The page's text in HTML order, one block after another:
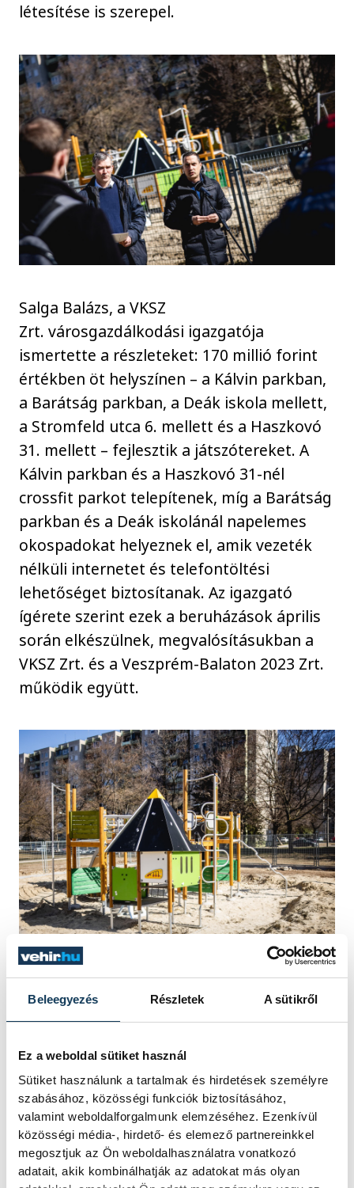
Beleegyezés Részletek A sütikről
Ez a weboldal sütiket használ
Sütiket használunk a tartalmak és hirdetések személyre
szabásához, közösségi funkciók biztosításához,
valamint weboldalforgalmunk elemzéséhez. Ezenkívül
közösségi média-, hirdető- és elemező partnereinkkel
megosztjuk az Ön weboldalhasználatra vonatkozó
adatait, akik kombinálhatják az adatokat más olyan
létesítése is szerepel.
Salga Balázs, a VKSZ
Zrt. városgazdálkodási igazgatója
ismertette a részleteket: 170 millió forint
értékben öt helyszínen – a Kálvin parkban,
a Barátság parkban, a Deák iskola mellett,
a Stromfeld utca 6. mellett és a Haszkovó
31. mellett – fejlesztik a játszótereket. A
Kálvin parkban és a Haszkovó 31-nél
crossfit parkot telepítenek, míg a Barátság
parkban és a Deák iskolánál napelemes
okospadokat helyeznek el, amik vezeték
nélküli internetet és telefontöltési
lehetőséget biztosítanak. Az igazgató
ígérete szerint ezek a beruházások április
során elkészülnek, megvalósításukban a
VKSZ Zrt. és a Veszprém-Balaton 2023 Zrt.
működik együtt.
Ovádi Péter
Haszkovó
SZERZŐ FOTÓS